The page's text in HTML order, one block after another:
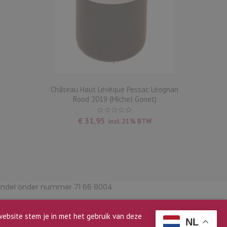
Château Haut Lévêque Pessac Léognan
Rood 2019 (Michel Gonet)
€ 31,95 incl. 21% BTW
onder nummer 71 66 8004
NL
stem je in met het gebruik van deze
Akkoord